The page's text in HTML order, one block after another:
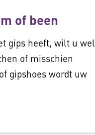
of been
gips heeft, wilt u wel
of misschien
gipshoes wordt uw